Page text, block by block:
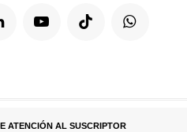
ATENCIÓN AL SUSCRIPTOR